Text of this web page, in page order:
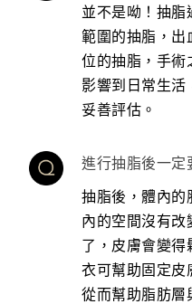
並不是呦！抽脂
範圍的抽脂，出
位的抽脂，手術
影響到日常生活
妥善評估。
進行抽脂後一定
抽脂後，體內的
內的空間沒有改
了，皮膚會變
衣可幫助固定皮
從而幫助脂肪層